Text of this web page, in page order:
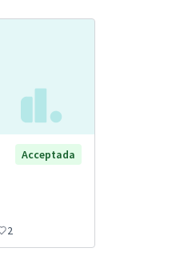
Acceptada
2